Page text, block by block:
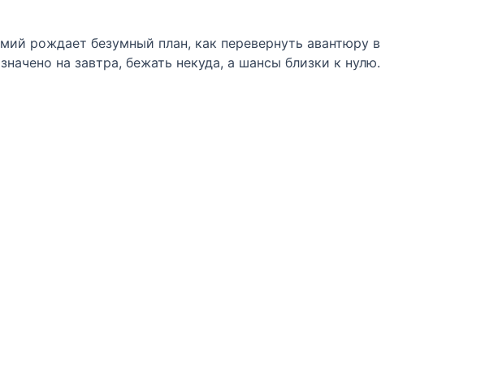
рождает безумный план, как перевернуть авантюру в
на завтра, бежать некуда, а шансы близки к нулю.